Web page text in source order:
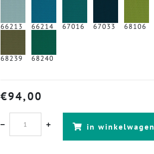
66213 66214 67016 67033 68106
68239 68240
€94,00
in winkelwagen